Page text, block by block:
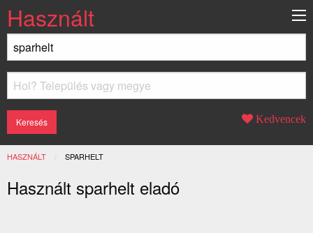
Használt
Kedvencek
HASZNÁLT JELENLEGI:
SPARHELT
Használt sparhelt eladó